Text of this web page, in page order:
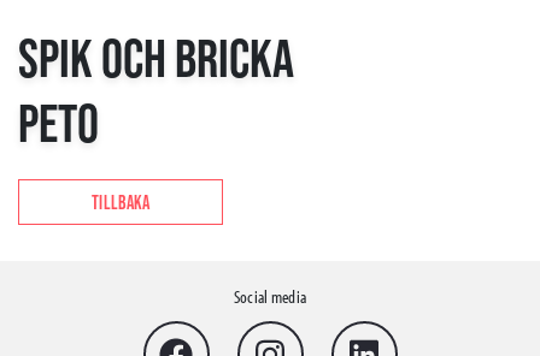
SPIK OCH BRICKA
PETO
TILLBAKA
Social media